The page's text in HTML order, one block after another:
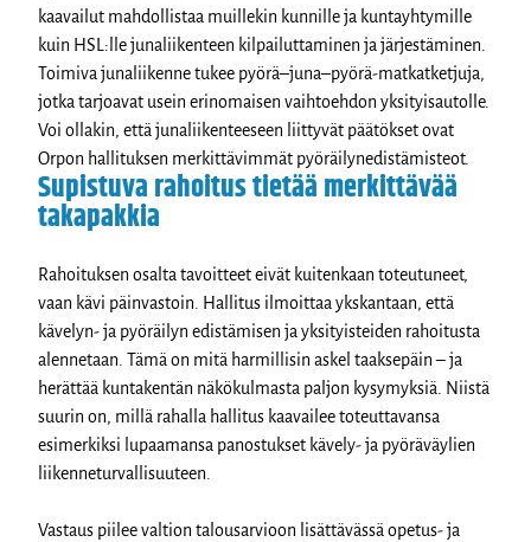
kaavailut mahdollistaa muillekin kunnille ja kuntayhtymille
kuin HSL:lle junaliikenteen kilpailuttaminen ja järjestäminen.
Toimiva junaliikenne tukee pyörä–juna–pyörä-matkatketjuja,
jotka tarjoavat usein erinomaisen vaihtoehdon yksityisautolle.
Voi ollakin, että junaliikenteeseen liittyvät päätökset ovat
Orpon hallituksen merkittävimmät pyöräilynedistämisteot.
Supistuva rahoitus tietää merkittävää
takapakkia
Rahoituksen osalta tavoitteet eivät kuitenkaan toteutuneet,
vaan kävi päinvastoin. Hallitus ilmoittaa ykskantaan, että
kävelyn- ja pyöräilyn edistämisen ja yksityisteiden rahoitusta
alennetaan. Tämä on mitä harmillisin askel taaksepäin – ja
herättää kuntakentän näkökulmasta paljon kysymyksiä. Niistä
suurin on, millä rahalla hallitus kaavailee toteuttavansa
esimerkiksi lupaamansa panostukset kävely- ja pyöräväylien
liikenneturvallisuuteen.
Vastaus piilee valtion talousarvioon lisättävässä opetus- ja